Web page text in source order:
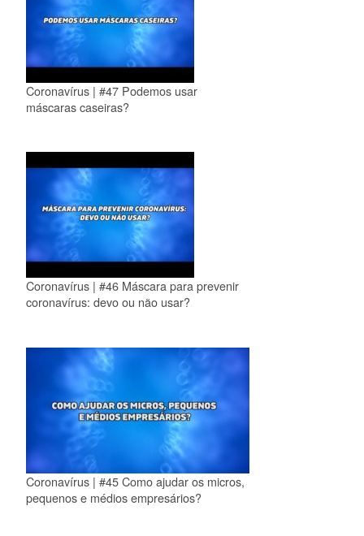
Coronavírus | #47 Podemos usar
máscaras caseiras?
Coronavírus | #46 Máscara para prevenir
coronavírus: devo ou não usar?
Coronavírus | #45 Como ajudar os micros,
pequenos e médios empresários?